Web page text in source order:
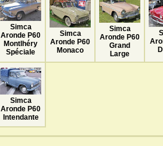
Simca
Aronde P60
Montlhéry
Spéciale
Simca
Aronde P60
Monaco
Simca
Aronde P60
Grand
Large
Simca
Aronde P60
Intendante